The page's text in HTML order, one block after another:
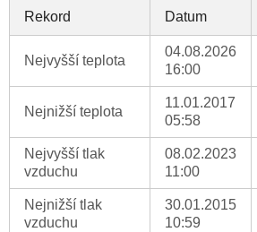
Rekord Datum
Nejvyšší teplota
04.08.2026
16:00
Nejnižší teplota
11.01.2017
05:58
Nejvyšší tlak
vzduchu
08.02.2023
11:00
Nejnižší tlak
vzduchu
30.01.2015
10:59